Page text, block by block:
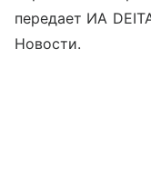
передает ИА
Новости.